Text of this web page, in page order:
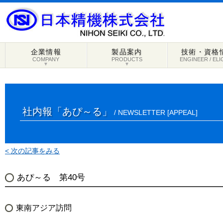
▼
企業情報
COMPANY
▼
製品案内
PRODUCTS
技術・資格
ENGINEER /
社内報「あぴ～る」 / NEWSLETTER [APPEAL]
< 次の記事をみる
あぴ～る 第40号
東南アジア訪問